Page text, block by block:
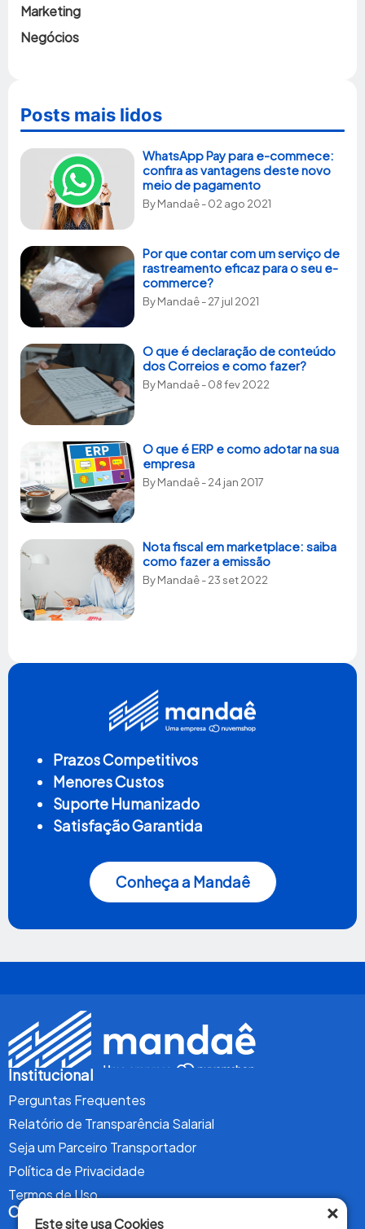
Marketing
Negócios
Posts mais lidos
WhatsApp Pay para e-commece:
confira as vantagens deste novo
meio de pagamento
ByMandaê- 02 ago 2021
Por que contar com um serviço de
rastreamento eficaz para o seu e-
commerce?
ByMandaê- 27 jul 2021
O que é declaração de conteúdo
dos Correios e como fazer?
ByMandaê- 08 fev 2022
O que é ERP e como adotar na sua
empresa
ByMandaê- 24 jan 2017
Nota fiscal em marketplace: saiba
como fazer a emissão
ByMandaê- 23 set 2022
Prazos Competitivos
Menores Custos
Suporte Humanizado
Satisfação Garantida
Conheça a Mandaê
Institucional
Perguntas Frequentes
Relatório de Transparência Salarial
Seja um Parceiro Transportador
Política de Privacidade
Termos de Uso
Conteúdo ×
Este site usa Cookies